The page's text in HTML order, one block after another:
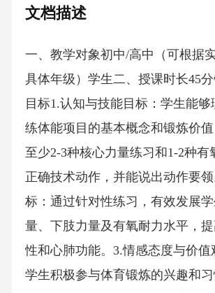
文档描述
一、教学对象初中/高中（可根据
具体年级）学生二、授课时长45
目标1.认知与技能目标：学生能
练体能项目的基本概念和锻炼价
至少2-3种核心力量练习和1-2种有
正确技术动作，并能说出动作要领
标：通过针对性练习，有效发展
量、下肢力量及有氧耐力水平，
性和心肺功能。3.情感态度与价值
学生积极参与体育锻炼的兴趣和